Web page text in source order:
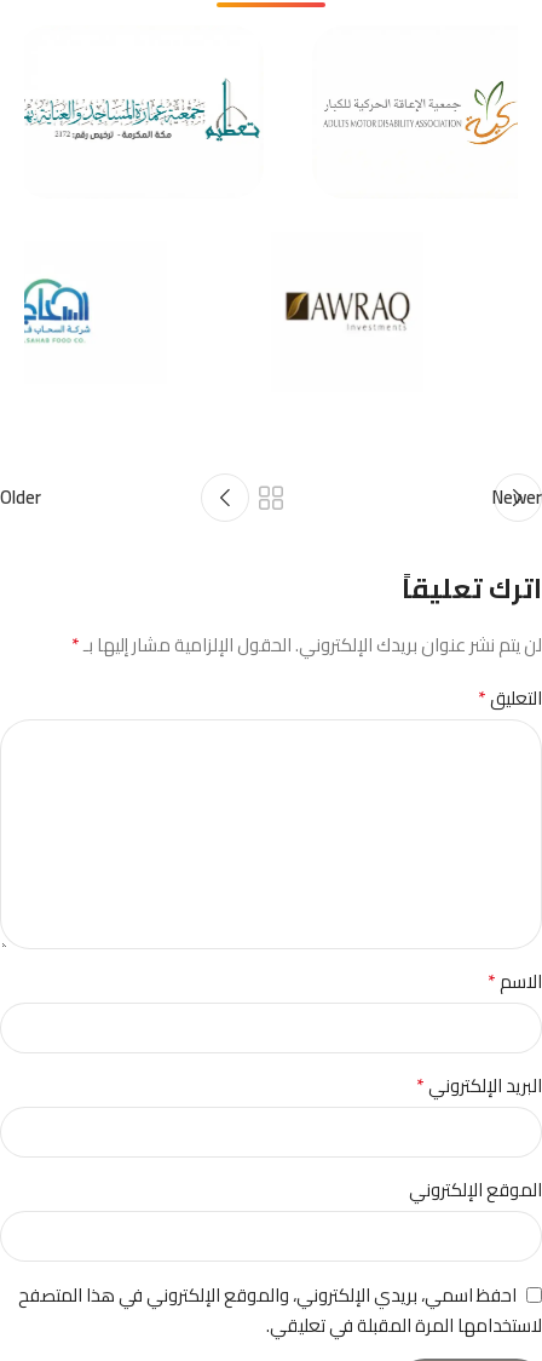
Newer
Older
اترك تعليقاً
لن يتم نشر عنوان بريدك الإلكتروني.الحقول الإلزامية مشار إليها بـ*
التعليق*
الاسم*
البريد الإلكتروني*
الموقع الإلكتروني
احفظ اسمي، بريدي الإلكتروني، والموقع الإلكتروني في هذا المتصفح
لاستخدامها المرة المقبلة في تعليقي.